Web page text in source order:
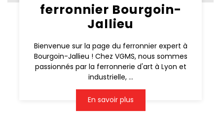
ferronnier Bourgoin-
Jallieu
Bienvenue sur la page du ferronnier expert à
Bourgoin-Jallieu ! Chez VGMS, nous sommes
passionnés par la ferronnerie d'art à Lyon et
industrielle, ...
En savoir plus